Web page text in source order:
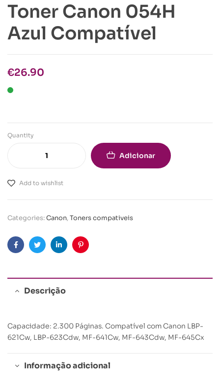
Toner Canon 054H
Azul Compatível
€26.90
Quantity
Adicionar
Add to wishlist
Categories:Canon,Toners compativeis
FacebookTwitterLinkedinPinterest
Descrição
Capacidade: 2.300 Páginas. Compatível com Canon LBP-
621Cw, LBP-623Cdw, MF-641Cw, MF-643Cdw, MF-645Cx
Informação adicional